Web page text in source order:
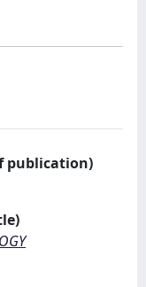
publication)